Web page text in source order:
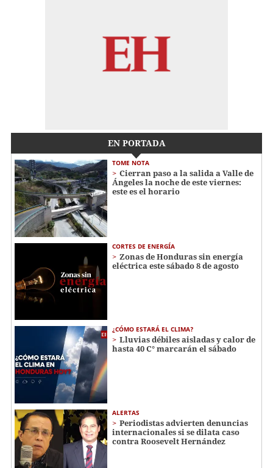
EN PORTADA
TOME NOTA
Cierran paso a la salida a Valle de
Ángeles la noche de este viernes:
este es el horario
CORTES DE ENERGÍA
Zonas de Honduras sin energía
eléctrica este sábado 8 de agosto
¿CÓMO ESTARÁ EL CLIMA?
Lluvias débiles aisladas y calor de
hasta 40 C° marcarán el sábado
ALERTAS
Periodistas advierten denuncias
internacionales si se dilata caso
contra Roosevelt Hernández